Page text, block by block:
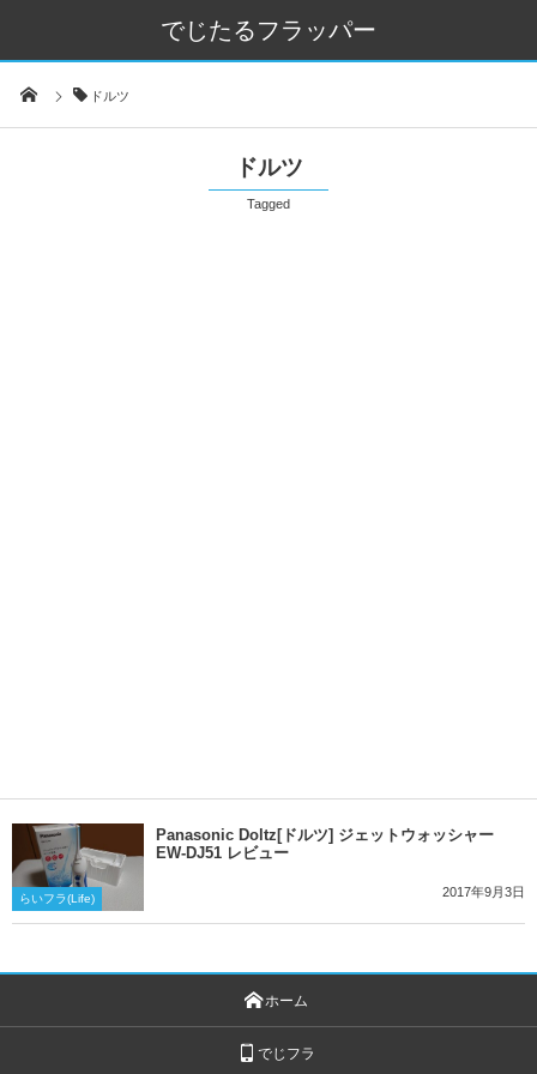
でじたるフラッパー
ドルツ
ドルツ
Tagged
らいフラ(Life)
Panasonic Doltz[ドルツ] ジェットウォッシャー
EW-DJ51 レビュー
2017年9月3日
ホーム
でじフラ